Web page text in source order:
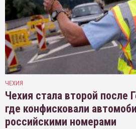
ЧЕХИЯ
Чехия стала второй после
где конфисковали
российскими номерами